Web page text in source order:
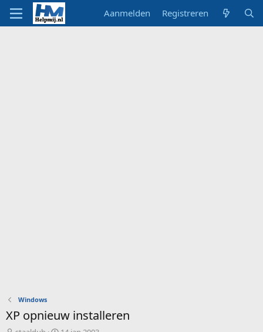
Aanmelden Registreren
Windows
XP opnieuw installeren